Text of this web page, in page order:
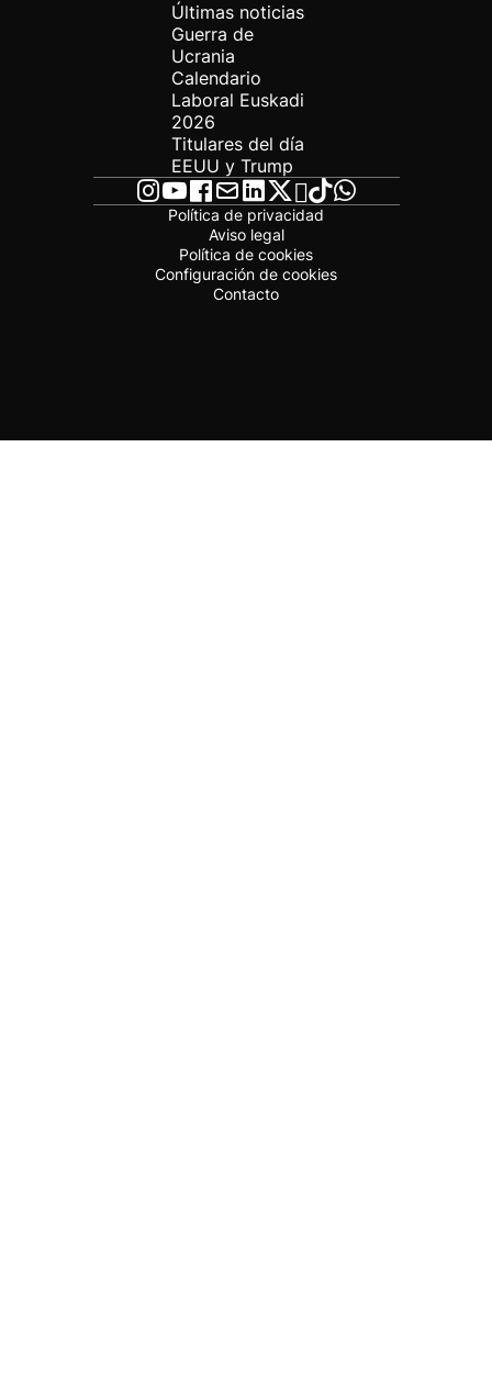
Últimas noticias
Guerra de
Ucrania
Calendario
Laboral Euskadi
2026
Titulares del día
EEUU y Trump
Política de privacidad
Aviso legal
Política de cookies
Configuración de cookies
Contacto